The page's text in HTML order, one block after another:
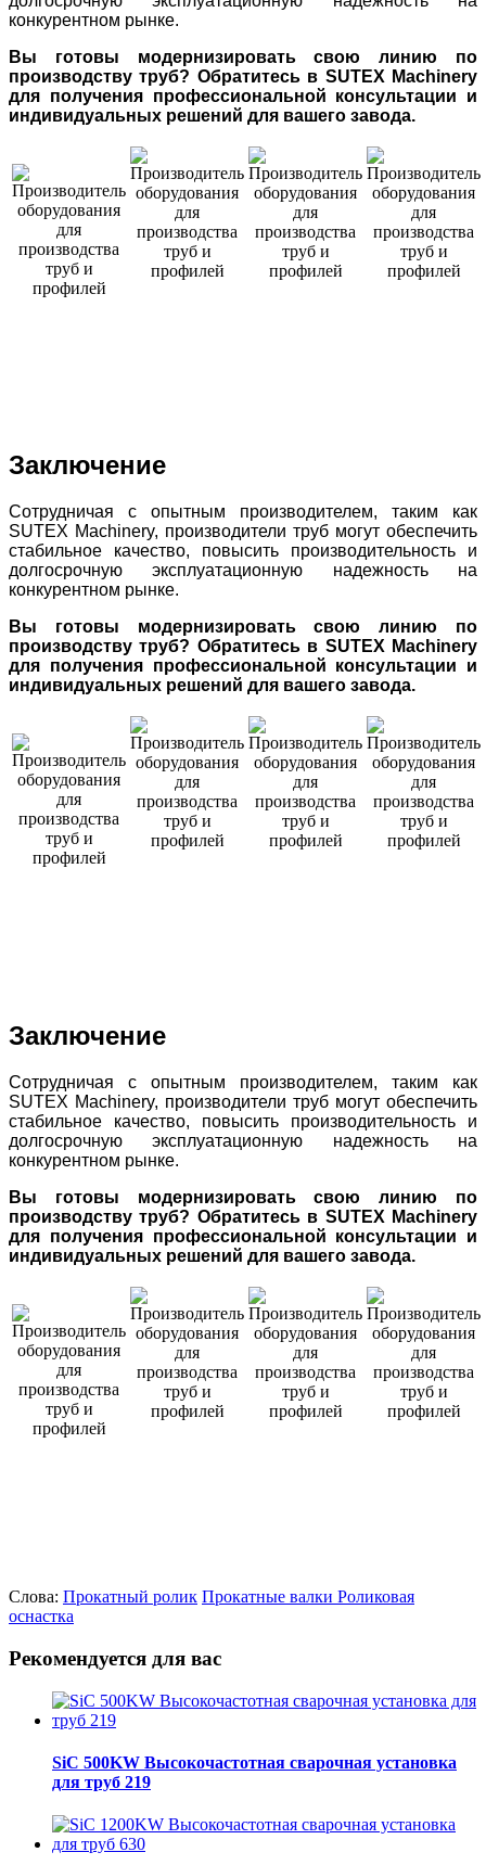
конкурентном рынке.
Вы готовы модернизировать свою линию по
производству труб? Обратитесь в SUTEX Machinery
для получения профессиональной консультации и
индивидуальных решений для вашего завода.
Заключение
Сотрудничая с опытным производителем, таким как
SUTEX Machinery, производители труб могут обеспечить
стабильное качество, повысить производительность и
долгосрочную эксплуатационную надежность на
конкурентном рынке.
Вы готовы модернизировать свою линию по
производству труб? Обратитесь в SUTEX Machinery
для получения профессиональной консультации и
индивидуальных решений для вашего завода.
Заключение
Сотрудничая с опытным производителем, таким как
SUTEX Machinery, производители труб могут обеспечить
стабильное качество, повысить производительность и
долгосрочную эксплуатационную надежность на
конкурентном рынке.
Вы готовы модернизировать свою линию по
производству труб? Обратитесь в SUTEX Machinery
для получения профессиональной консультации и
индивидуальных решений для вашего завода.
Слова: Прокатный ролик Прокатные валки Роликовая
оснастка
Рекомендуется для вас
SiC 500KW Высокочастотная сварочная установка
для труб 219